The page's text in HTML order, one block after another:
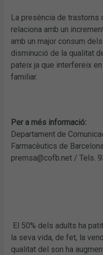
La presència de trastorns
relaciona amb un
amb un major consum
disminució de la qualitat
pateix ja que interfereix
familiar.
Per a més informació:
Departament de
Farmacèutics de
premsa@cofb.net / Tels.
El 50% dels adults ha
la seva vida, de fet, la
qualitat del son ha